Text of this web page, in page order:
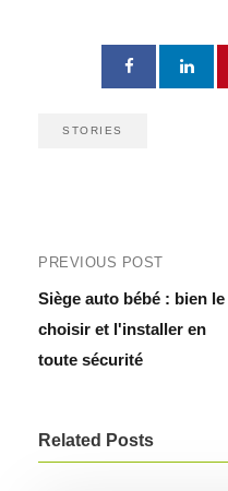
STORIES
PREVIOUS POST
Siège auto bébé : bien le
choisir et l'installer en
toute sécurité
Related Posts